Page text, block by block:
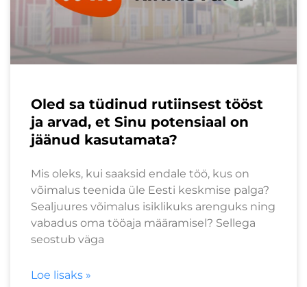
Oled sa tüdinud rutiinsest tööst
ja arvad, et Sinu potensiaal on
jäänud kasutamata?
Mis oleks, kui saaksid endale töö, kus on
võimalus teenida üle Eesti keskmise palga?
Sealjuures võimalus isiklikuks arenguks ning
vabadus oma tööaja määramisel? Sellega
seostub väga
Loe lisaks »